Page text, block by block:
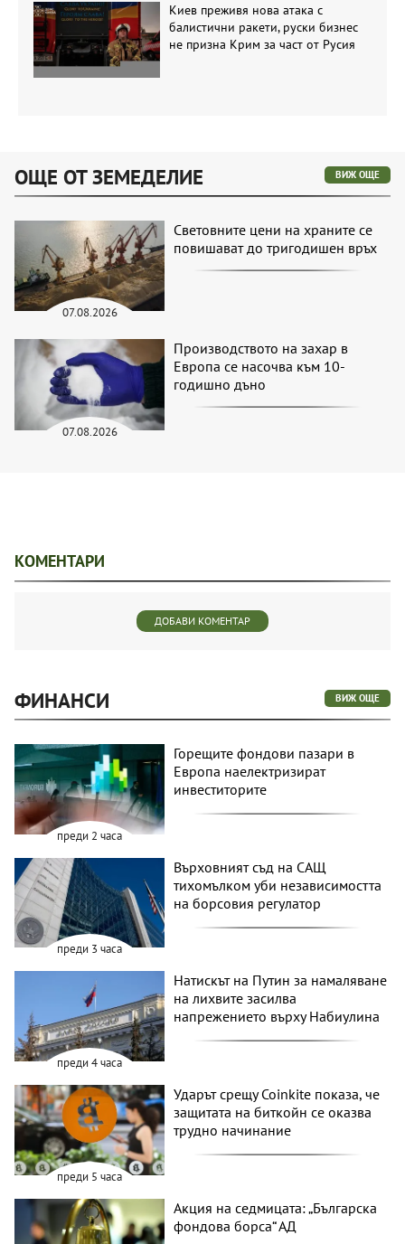
Киев преживя нова атака с
балистични ракети, руски бизнес
не призна Крим за част от Русия
ОЩЕ ОТ ЗЕМЕДЕЛИЕ ВИЖ ОЩЕ
07.08.2026
Световните цени на храните се
повишават до тригодишен връх
07.08.2026
Производството на захар в
Европа се насочва към 10-
годишно дъно
КОМЕНТАРИ
ДОБАВИ КОМЕНТАР
ФИНАНСИ ВИЖ ОЩЕ
преди 2 часа
Горещите фондови пазари в
Европа наелектризират
инвеститорите
преди 3 часа
Върховният съд на САЩ
тихомълком уби независимостта
на борсовия регулатор
преди 4 часа
Натискът на Путин за намаляване
на лихвите засилва
напрежението върху Набиулина
преди 5 часа
Ударът срещу Coinkite показа, че
защитата на биткойн се оказва
трудно начинание
Акция на седмицата: „Българска
фондова борса“ АД